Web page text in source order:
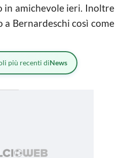
in amichevole ieri. Inoltre
Bernardeschi così come
più recenti diNews